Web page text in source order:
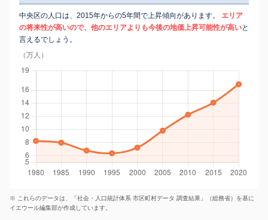
中央区の人口は、2015年からの5年間で上昇傾向があります。
エリア
の将来性が高いので、他のエリアよりも今後の地価上昇可能性が高いと
言えるでしょう。
（万人）
※ これらのデータは、「社会・人口統計体系 市区町村データ 調査結果」（総務省）を基に
イエウール編集部が作成しています。